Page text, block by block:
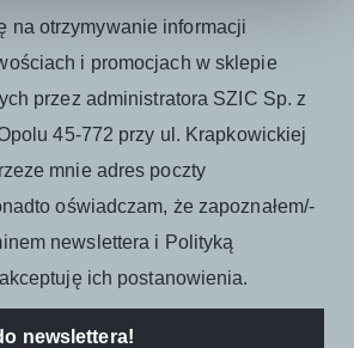
na otrzymywanie informacji
i promocjach w sklepie
przez administratora SZIC Sp. z
45-772 przy ul. Krapkowickiej
mnie adres poczty
oświadczam, że zapoznałem/-
newslettera i Polityką
ich postanowienia.
newslettera!